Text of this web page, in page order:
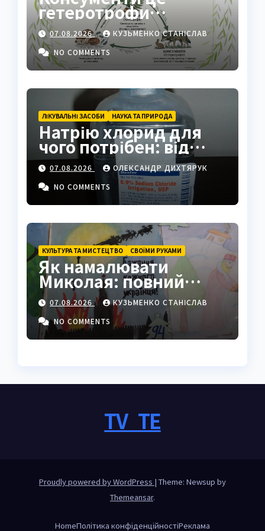
гетеротрофи
екосистеми
07.08.2026
КУЗЬМЕНКО СТАНІСЛАВ
NO COMMENTS
ЛІКУВАЛЬНІ ЗАСОБИ НАУКА ТА ПРИРОДА
Натрію хлорид для
чого потрібен: від
фізрозчину до
промисловості
07.08.2026
ОЛЕКСАНДР ДИХТЯРУК
NO COMMENTS
КУЛЬТУРА ТА МИСТЕЦТВО СВОЇМИ РУКАМИ
Як намалювати
Миколая: повний
покроковий гайд з
секретами майстрів
07.08.2026
КУЗЬМЕНКО СТАНІСЛАВ
NO COMMENTS
TV_TE
Proudly powered by WordPress | Theme: Newsup by
Themeansar.
HomeПолітика конфіденційностіРеклама